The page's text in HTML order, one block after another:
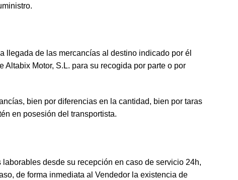
llegada de las mercancías al destino indicado por él
Motor, S.L. para su recogida por parte o por
bien por diferencias en la cantidad, bien por taras
en posesión del transportista.
desde su recepción en caso de servicio 24h,
de forma inmediata al Vendedor la existencia de